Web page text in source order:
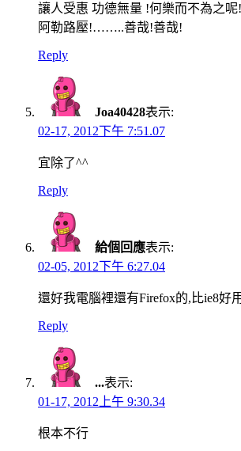
讓人受惠 功德無量 !何樂而不為之
阿勒路壓!……..善哉!善哉!
Reply
Joa40428表示:
02-17, 2012下午 7:51.07
宜除了^^
Reply
給個回應表示:
02-05, 2012下午 6:27.04
還好我電腦裡還有Firefox的,比ie8好
Reply
...表示:
01-17, 2012上午 9:30.34
根本不行